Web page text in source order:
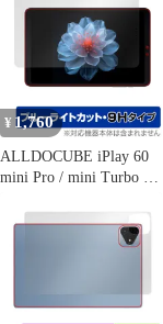
¥ 1,760
ALLDOCUBE iPlay 60
mini Pro / mini Turbo 保
Eye Protector 9H for オ
ールドキューブ タブレ